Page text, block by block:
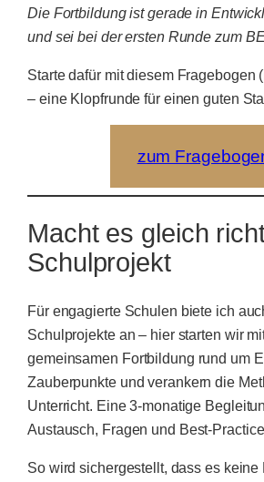
Die Fortbildung ist gerade in
und sei bei der ersten Runde zum
Starte dafür mit diesem Fragebogen
– eine Klopfrunde für einen guten
zum
Macht es gleich
Schulprojekt
Für engagierte Schulen biete ich
Schulprojekte an – hier starten wir
gemeinsamen Fortbildung rund um
Zauberpunkte und verankern die
Unterricht. Eine 3-monatige
Austausch, Fragen und Best-
So wird sichergestellt, dass es